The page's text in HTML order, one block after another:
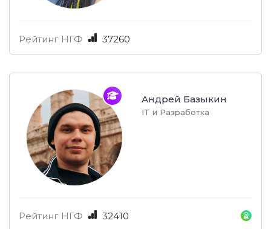
Рейтинг НГФ 37260
Андрей Базыкин
IT и Разработка
Рейтинг НГФ 32410